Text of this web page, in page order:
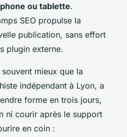
ou tablette.
SEO propulse la
publication, sans effort
plugin externe.
mieux que la
indépendant à Lyon, a
forme en trois jours,
ni courir après le support
en coin :